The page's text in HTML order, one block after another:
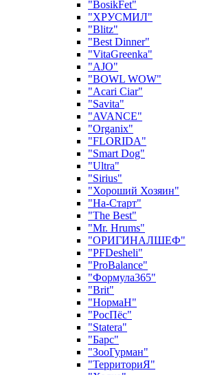
"BosikFet"
"ХРУСМИЛ"
"Blitz"
"Best Dinner"
"VitaGreenka"
"AJO"
"BOWL WOW"
"Acari Ciar"
"Savita"
"AVANCE"
"Organix"
"FLORIDA"
"Smart Dog"
"Ultra"
"Sirius"
"Хороший Хозяин"
"На-Старт"
"The Best"
"Mr. Hrums"
"ОРИГИНАЛШЕФ"
"PFDesheli"
"ProBalance"
"Формула365"
"Brit"
"НормаН"
"РосПёс"
"Statera"
"Барс"
"ЗооГурман"
"ТерриториЯ"